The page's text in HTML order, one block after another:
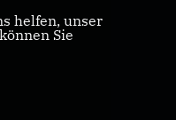
helfen, unser
Sie